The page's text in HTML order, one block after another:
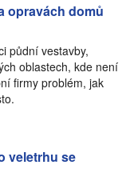
opravách domů
půdní vestavby,
oblastech, kde není
firmy problém, jak
veletrhu se